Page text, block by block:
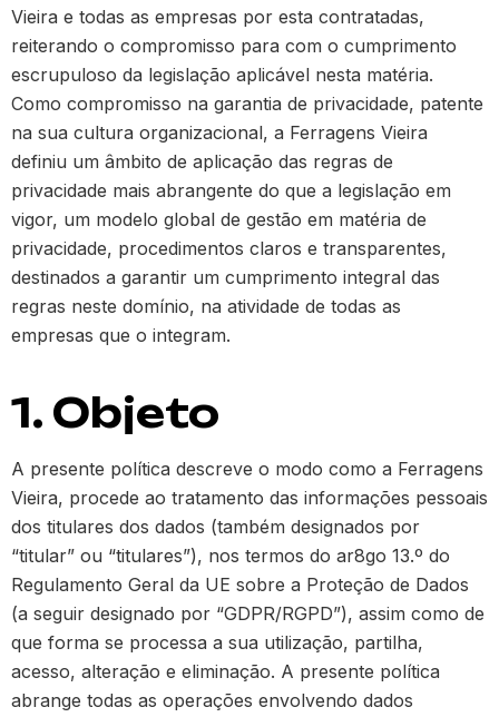
Vieira e todas as empresas por esta contratadas,
reiterando o compromisso para com o cumprimento
escrupuloso da legislação aplicável nesta matéria.
Como compromisso na garantia de privacidade, patente
na sua cultura organizacional, a Ferragens Vieira
definiu um âmbito de aplicação das regras de
privacidade mais abrangente do que a legislação em
vigor, um modelo global de gestão em matéria de
privacidade, procedimentos claros e transparentes,
destinados a garantir um cumprimento integral das
regras neste domínio, na atividade de todas as
empresas que o integram.
1. Objeto
A presente política descreve o modo como a Ferragens
Vieira, procede ao tratamento das informações pessoais
dos titulares dos dados (também designados por
“titular” ou “titulares”), nos termos do ar8go 13.º do
Regulamento Geral da UE sobre a Proteção de Dados
(a seguir designado por “GDPR/RGPD”), assim como de
que forma se processa a sua utilização, partilha,
acesso, alteração e eliminação. A presente política
abrange todas as operações envolvendo dados